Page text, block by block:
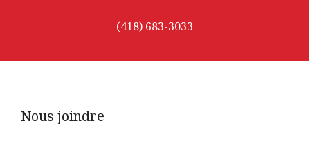
(418) 683-3033
Nous joindre